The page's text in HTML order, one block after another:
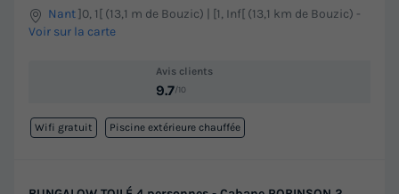
Nant]0, 1[ (13,1 m de Bouzic) | [1, Inf[ (13,1 km de Bouzic) -
Voir sur la carte
Avis clients
9.7/10
Wifi gratuit Piscine extérieure chauffée